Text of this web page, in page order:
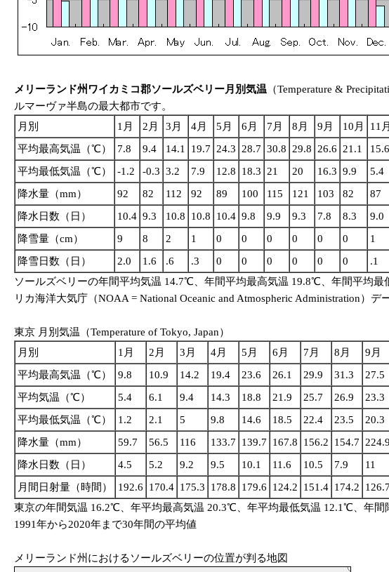
メリーランド州ワイカミコ郡ソールズベリー月別気温 （Temperature &
ルマーヴァ半島の最大都市です。
月別
1月 2月 3月 4月 5月 6月 7月 8月 9月 10月 11月
平均最高気温（℃）
7.8 9.4 14.1 19.7 24.3 28.7 30.8 29.8 26.6 21.1 15.6
平均最低気温（℃）
-1.2 -0.3 3.2 7.9 12.8 18.3 21 20 16.3 9.9 5.4
降水量（mm）
92 82 112 92 89 100 115 121 103 82 87
降水日数（日）
10.4 9.3 10.8 10.8 10.4 9.8 9.9 9.3 7.8 8.3 9.0
降雪量（cm）
9 8 2 1 0 0 0 0 0 0 1
降雪日数（日）
2.0 1.6 .6 .3 0 0 0 0 0 0 .1
ソールズベリーの年間平均気温 14.7℃、年間平均最高気温 19.8℃、年間平均
リカ海洋大気庁（NOAA = National Oceanic and Atmospheric Administration）デ
東京 月別気温（Temperature of Tokyo, Japan）
月別
1月 2月 3月 4月 5月 6月 7月 8月 9月
平均最高気温（℃）
9.8 10.9 14.2 19.4 23.6 26.1 29.9 31.3 27.5
平均気温（℃）
5.4 6.1 9.4 14.3 18.8 21.9 25.7 26.9 23.3
平均最低気温（℃）
1.2 2.1 5 9.8 14.6 18.5 22.4 23.5 20.3
降水量（mm）
59.7 56.5 116 133.7 139.7 167.8 156.2 154.7 224.9
降水日数（日）
4.5 5.2 9.2 9.5 10.1 11.6 10.5 7.9 11
月間日射量（時間）
192.6 170.4 175.3 178.8 179.6 124.2 151.4 174.2 126.7
東京の年間気温 16.2℃、年平均最高気温 20.3℃、年平均最低気温 12.1℃、年間
1991年から2020年まで30年間の平均値
メリーランド州におけるソールズベリーの位置が判る地図